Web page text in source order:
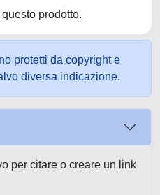
prodotto.
protetti da copyright e
diversa indicazione.
per citare o creare un link